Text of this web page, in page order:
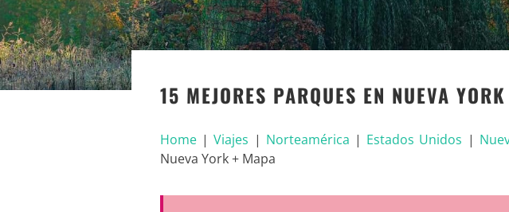
15 MEJORES PARQUES EN NUEVA
Home |Viajes | Norteamérica | Estados Unidos |
Nueva York + Mapa